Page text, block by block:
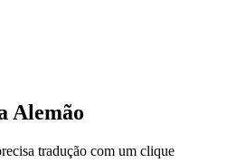
Alemão
tradução com um clique